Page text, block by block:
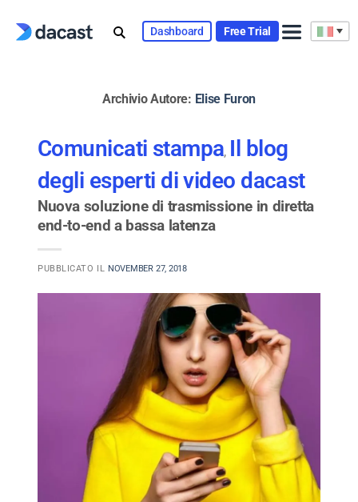
Dashboard Free Trial
Archivio Autore: Elise Furon
Comunicati stampa, Il blog
degli esperti di video dacast
Nuova soluzione di trasmissione in diretta
end-to-end a bassa latenza
PUBBLICATO IL NOVEMBER 27, 2018